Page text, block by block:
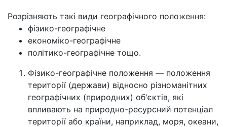
Розрізняють такі види географічного положення:
фізико-географічне
економіко-географічне
політико-географічне тощо.
Фізико-географічне положення — положення
території (держави) відносно різноманітних
географічних (природних) об'єктів, які
впливають на природно-ресурсний потенціал
території або країни, наприклад, моря, океани,